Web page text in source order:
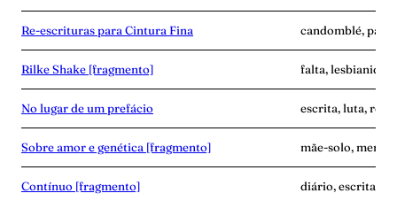
Re-escrituras para Cintura Fina candomblé,
Rilke Shake [fragmento] falta,
No lugar de um prefácio escrita, luta,
Sobre amor e genética [fragmento] mãe-solo,
Contínuo [fragmento] diário, escrita,